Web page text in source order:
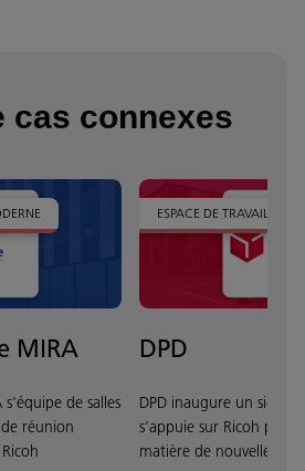
cas connexes
MIRA
s'équipe de salles
réunion
ESPACE DE TRAVAIL
DPD
DPD inaugure un siège
s’appuie sur Ricoh pour
matière de nouvelles